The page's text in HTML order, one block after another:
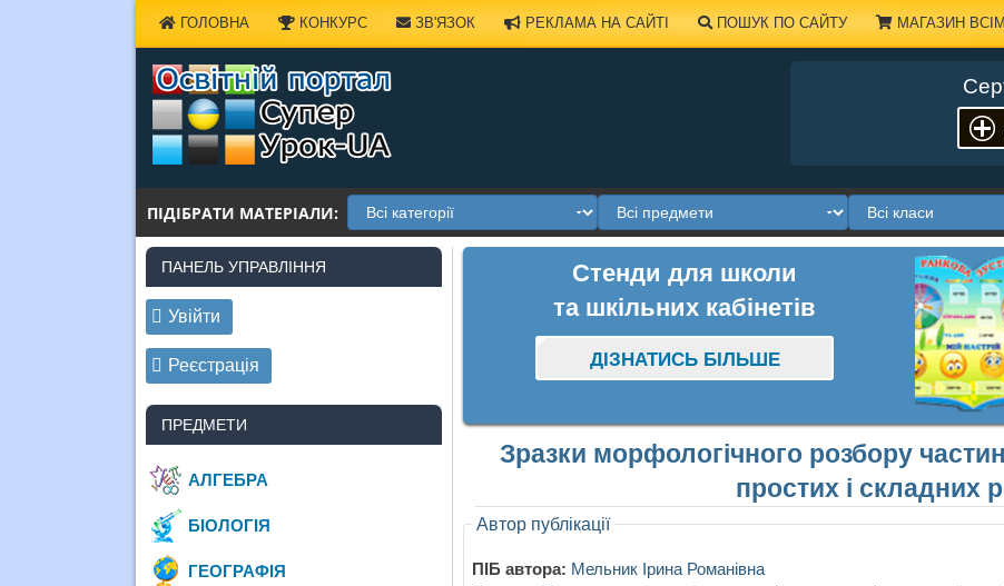
ГОЛОВНА КОНКУРС ЗВ'ЯЗОК РЕКЛАМА НА САЙТІ ПОШУК ПО САЙТУ МАГАЗИН
ПІДІБРАТИ МАТЕРІАЛИ:
Стенди для школи
та шкільних кабінетів
ДІЗНАТИСЬ БІЛЬШЕ
Зразки морфологічного розбору
простих і складних
Автор публікації
ПІБ автора: Мельник Ірина Романівна
ПАНЕЛЬ УПРАВЛІННЯ
Увійти
Реєстрація
ПРЕДМЕТИ
АЛГЕБРА
БІОЛОГІЯ
ГЕОГРАФІЯ